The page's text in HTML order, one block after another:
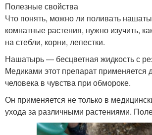
Полезные свойства
Что понять, можно ли поливать
комнатные растения, нужно изучить,
на стебли, корни, лепестки.
Нашатырь — бесцветная жидкость с
Медиками этот препарат применяется
человека в чувства при обмороке.
Он применяется не только в
ухода за различными растениями.